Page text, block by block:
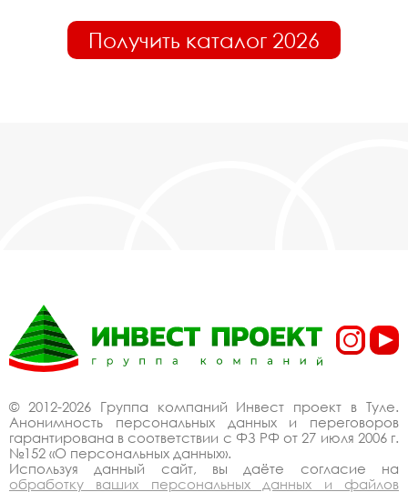
Получить каталог 2026
© 2012-2026 Группа компаний Инвест проект в Туле.
Анонимность персональных данных и переговоров
гарантирована в соответствии с ФЗ РФ от 27 июля 2006 г.
№152 «О персональных данных».
Используя данный сайт, вы даёте согласие на
обработку ваших персональных данных и файлов